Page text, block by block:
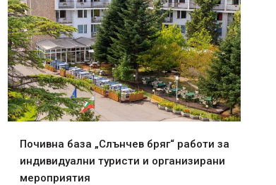
Почивна база „Слънчев бряг“ работи за
индивидуални туристи и организирани
мероприятия